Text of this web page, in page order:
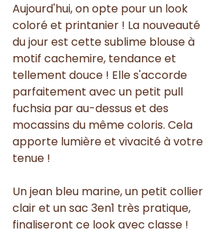
Aujourd'hui, on opte pour un look
coloré et printanier ! La nouveauté
du jour est cette sublime blouse à
motif cachemire, tendance et
tellement douce ! Elle s'accorde
parfaitement avec un petit pull
fuchsia par au-dessus et des
mocassins du même coloris. Cela
apporte lumière et vivacité à votre
tenue !
Un jean bleu marine, un petit collier
clair et un sac 3en1 très pratique,
finaliseront ce look avec classe !